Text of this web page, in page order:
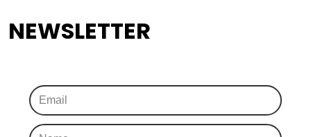
NEWSLETTER